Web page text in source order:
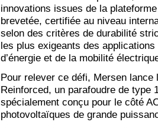
innovations issues de la
brevetée, certifiée au niveau
selon des critères de durabilité
les plus exigeants des
d’énergie et de la mobilité
Pour relever ce défi, Mersen lance
Reinforced, un parafoudre de type
spécialement conçu pour le côté
photovoltaïques de grande